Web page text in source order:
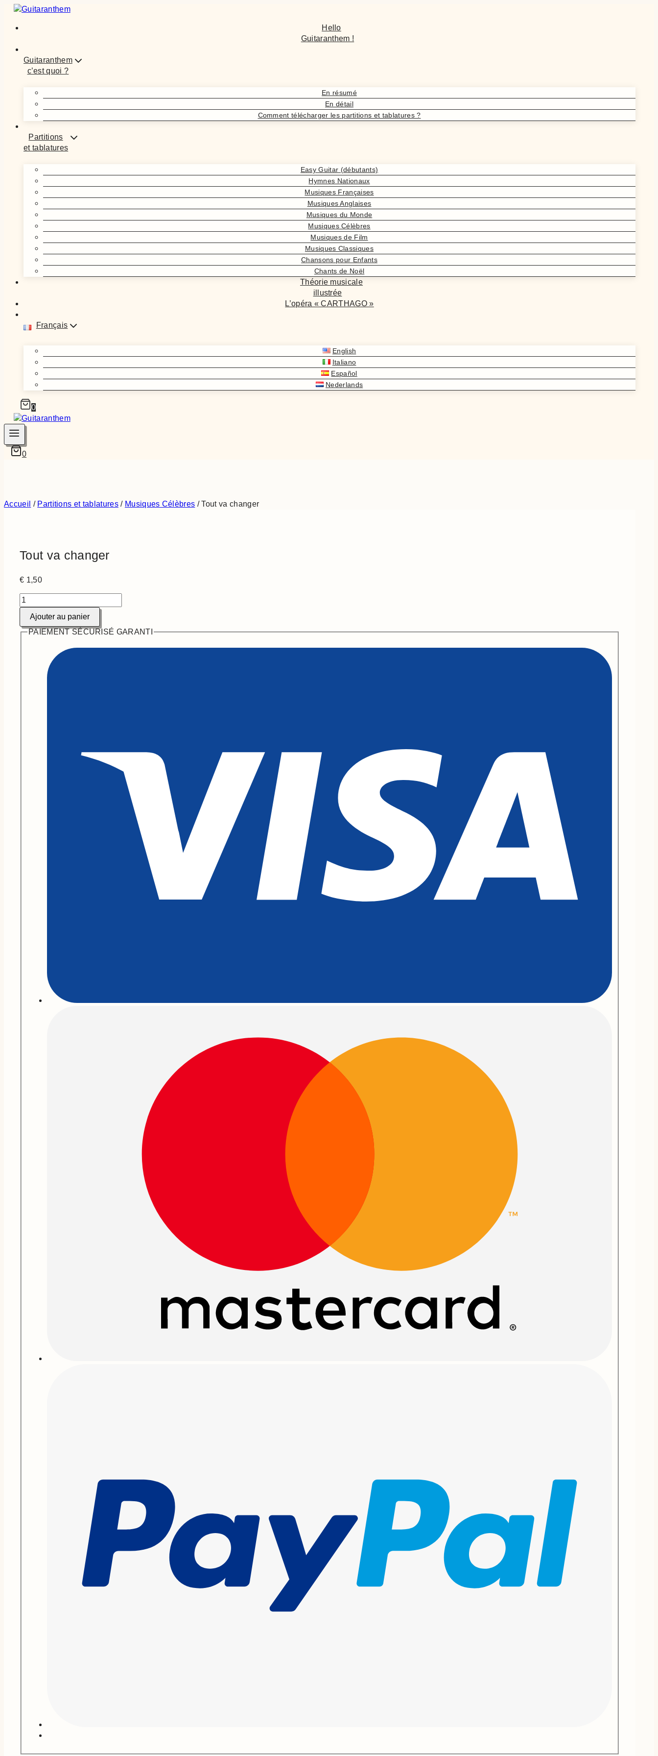
Aller
contenu
Hello
Guitaranthem !
Guitaranthem
c’est quoi ?
En résumé
En détail
Comment télécharger les partitions et tablatures ?
Partitions
et tablatures
Easy Guitar (débutants)
Hymnes Nationaux
Musiques Françaises
Musiques Anglaises
Musiques du Monde
Musiques Célèbres
Musiques de Film
Musiques Classiques
Chansons pour Enfants
Chants de Noël
Théorie musicale
illustrée
L’opéra « CARTHAGO »
Français
English
Italiano
Español
Nederlands
0
0
Accueil / Partitions et tablatures / Musiques Célèbres / Tout va changer
Tout va changer
€ 1,50
quantité
de
Tout
va
Ajouter au panier
PAIEMENT SÉCURISÉ GARANTI